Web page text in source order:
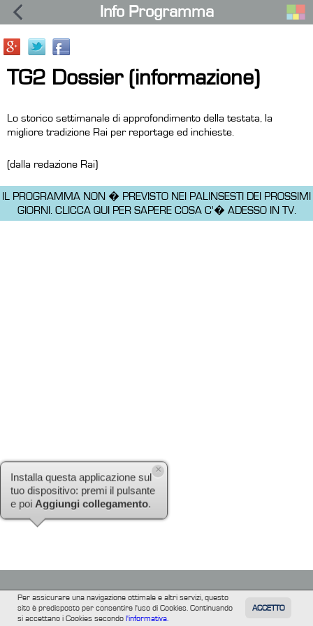
TUTTI FILM
Per assicurare una navigazione ottimale e altri servizi, questo
sito è predisposto per consentire l'uso di Cookies. Continuando
si accettano i Cookies secondol'informativa.
ACCETTO
Info Programma
TG2 Dossier (informazione)
Lo storico settimanale di approfondimento della testata, la
migliore tradizione Rai per reportage ed inchieste.
(dalla redazione Rai)
IL PROGRAMMA NON � PREVISTO NEI PALINSESTI DEI PROSSIMI
GIORNI. CLICCA QUI PER SAPERE COSA C'� ADESSO IN TV.
Installa questa applicazione sul
e poiAggiungi collegamento